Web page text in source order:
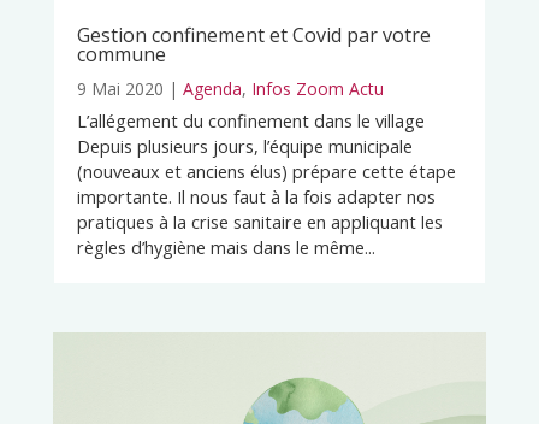
Gestion confinement et Covid par votre
commune
9 Mai 2020 | Agenda, Infos Zoom Actu
L’allégement du confinement dans le village
Depuis plusieurs jours, l’équipe municipale
(nouveaux et anciens élus) prépare cette étape
importante. Il nous faut à la fois adapter nos
pratiques à la crise sanitaire en appliquant les
règles d’hygiène mais dans le même...